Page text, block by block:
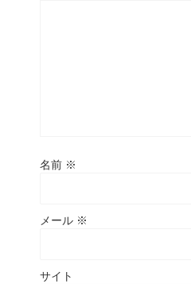
名前 ※
メール ※
サイト